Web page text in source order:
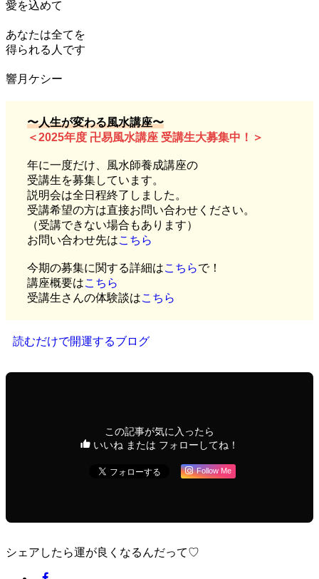
愛を込めて
あなたは全てを
得られる人です
響月ケシー
〜人生が変わる風水講座〜
＜2025年度 卍易風水講座 受講生大募集中！＞
年に一度だけ、風水師養成講座の
受講生を募集しています。
説明会は全日程終了しました。
受講希望の方は直接お問い合わせください。
（受講できない場合もあります）
お問い合わせ先はこちら
今期の募集に関する詳細はこちらで！
講座概要はこちら
受講生さんの体験談はこちら
読むだけで開運するブログ
この記事が気に入ったら
いいね または フォローしてね！
Follow Me
シェアしたら運が良くなるんだって♡